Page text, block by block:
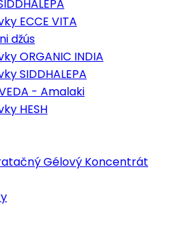
ECCE VITA
džús
ORGANIC INDIA
SIDDHALEPA
- Amalaki
HESH
Gélový Koncentrát